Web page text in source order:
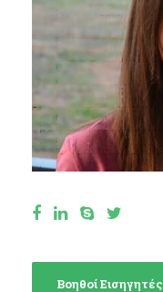
Βοηθοί Εισηγητές